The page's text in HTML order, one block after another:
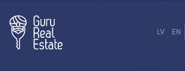
LV EN